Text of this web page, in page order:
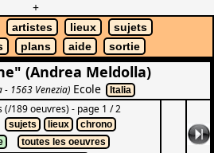
+
artistes lieux
sujets
plans aide sortie
(Andrea Meldolla)
- 1563 Venezia)Ecole Italia
(/189 oeuvres) - page 1 / 2
sujets lieux
chrono
toutes les oeuvres